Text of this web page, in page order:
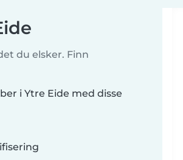
du elsker. Finn
i Ytre Eide med disse